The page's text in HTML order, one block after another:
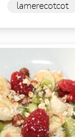
lamerecotcot